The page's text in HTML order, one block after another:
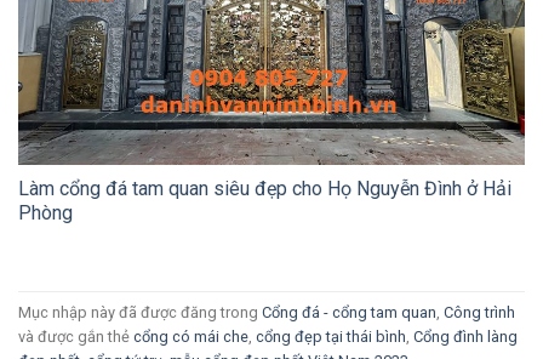
Làm cổng đá tam quan siêu đẹp cho Họ Nguyễn Đình ở Hải
Phòng
Mục nhập này đã được đăng trong Cổng đá - cổng tam quan Công trình
và được gắn thẻ cổng có mái che cổng đẹp tại thái bình Cổng đình làng